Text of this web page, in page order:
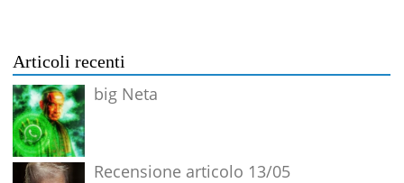
Articoli recenti
big Neta
Recensione articolo 13/05